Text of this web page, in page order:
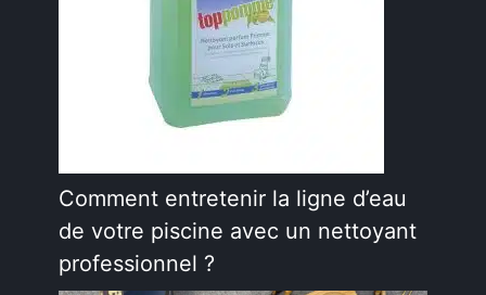
Comment entretenir la ligne d’eau
de votre piscine avec un nettoyant
professionnel ?